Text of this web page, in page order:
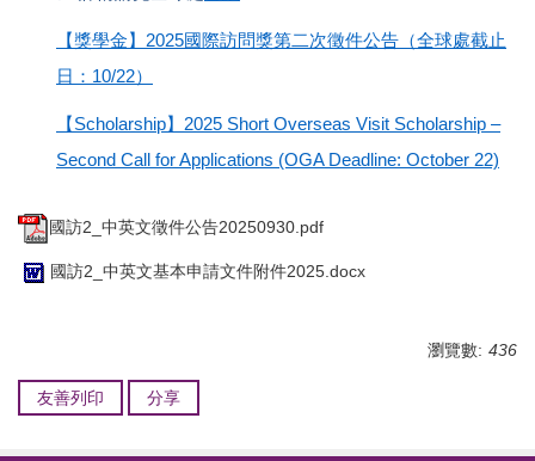
【獎學金】 2025國際訪問獎第二次徵件公告（全球處截止
日： 10/22）
【 Scholarship】 2025 Short Overseas Visit Scholarship –
Second Call for Applications (OGA Deadline: October 22)
國訪2_中英文徵件公告20250930.pdf
國訪2_中英文基本申請文件附件2025.docx
瀏覽數: 436
友善列印 分享